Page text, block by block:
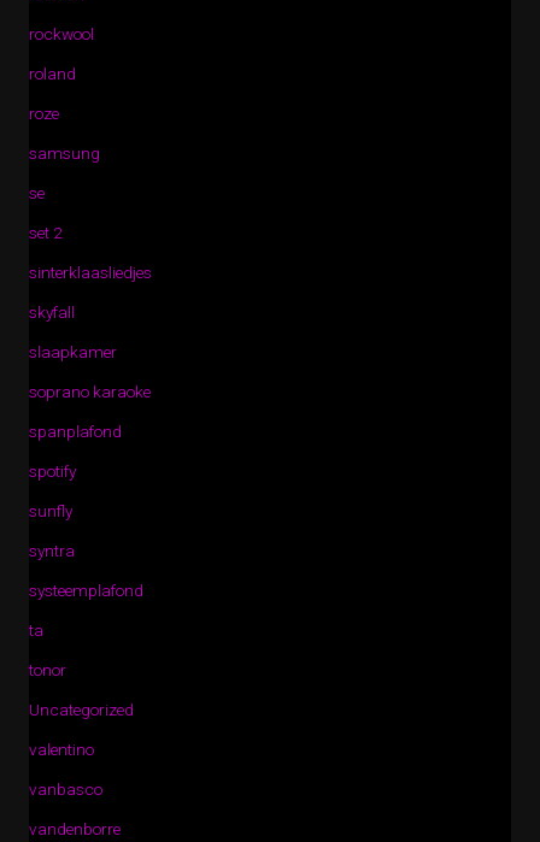
rockwool
roland
roze
samsung
se
set 2
sinterklaasliedjes
skyfall
slaapkamer
soprano karaoke
spanplafond
spotify
sunfly
syntra
systeemplafond
ta
tonor
Uncategorized
valentino
vanbasco
vandenborre